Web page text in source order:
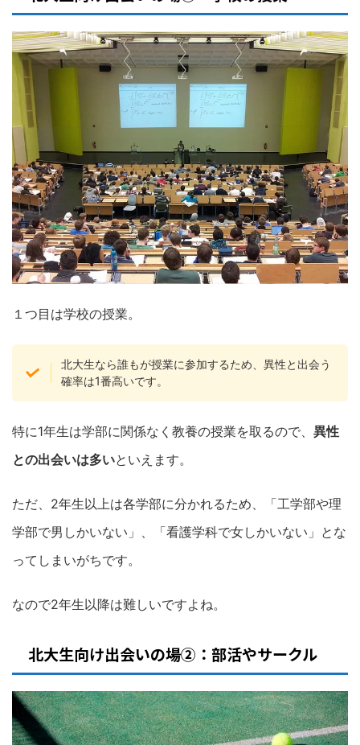
１つ目は学校の授業。
北大生なら誰もが授業に参加するため、異性と出会う
確率は1番高いです。
特に1年生は学部に関係なく教養の授業を取るので、 異性
との出会いは多いといえます。
ただ、2年生以上は各学部に分かれるため、「工学部や理
学部で男しかいない」、「看護学科で女しかいない」とな
ってしまいがちです。
なので2年生以降は難しいですよね。
北大生向け出会いの場②：部活やサークル